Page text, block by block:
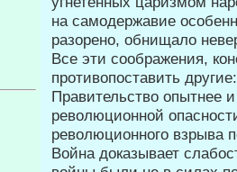
на самодержавие
разорено, обнищало
Все эти соображения,
противопоставить
Правительство опытнее
революционной
революционного взрыва
Война доказывает